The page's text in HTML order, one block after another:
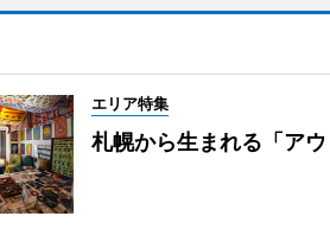
エリア特集
札幌から生まれる「ア